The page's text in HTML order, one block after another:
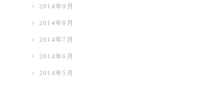
2014年9月
2014年8月
2014年7月
2014年6月
2014年5月